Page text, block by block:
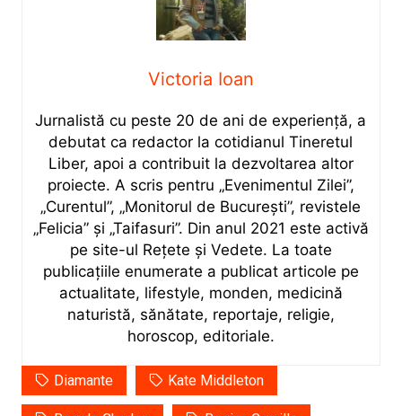
Victoria Ioan
Jurnalistă cu peste 20 de ani de experiență, a
debutat ca redactor la cotidianul Tineretul
Liber, apoi a contribuit la dezvoltarea altor
proiecte. A scris pentru „Evenimentul Zilei”,
„Curentul”, „Monitorul de București”, revistele
„Felicia” și „Taifasuri”. Din anul 2021 este activă
pe site-ul Rețete și Vedete. La toate
publicațiile enumerate a publicat articole pe
actualitate, lifestyle, monden, medicină
naturistă, sănătate, reportaje, religie,
horoscop, editoriale.
Diamante Kate Middleton